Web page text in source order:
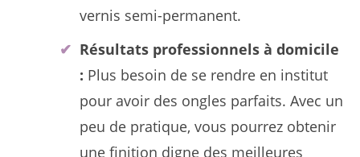
vernis semi-permanent.
Résultats professionnels à domicile
: Plus besoin de se rendre en institut
pour avoir des ongles parfaits. Avec un
peu de pratique, vous pourrez obtenir
une finition digne des meilleures